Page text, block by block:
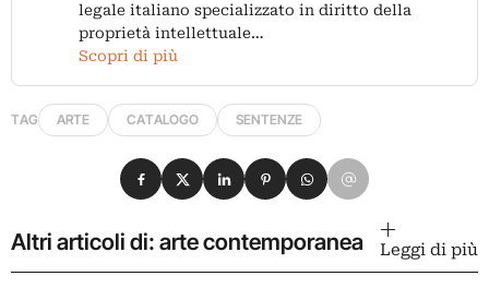
legale italiano specializzato in diritto della
proprietà intellettuale…
Scopri di più
TAG ARTE CATALOGO SENTENZE
Condividi su Facebook
Condividi su X
Condividi su LinkedIn
Condividi su Pinterest
Condividi su WhatsApp
Condividi su Email
Altri articoli di: arte contemporanea Leggi di più